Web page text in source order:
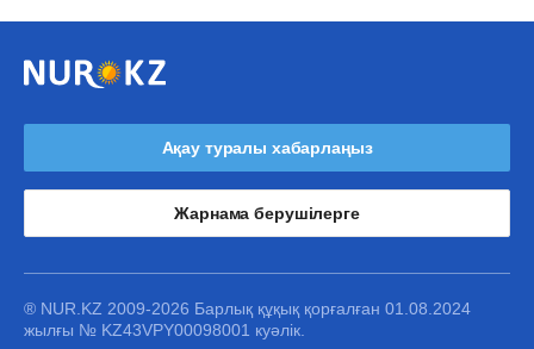
Ақау туралы хабарлаңыз
Жарнама берушілерге
® NUR.KZ 2009-2026 Барлық құқық қорғалған 01.08.2024
жылғы № KZ43VPY00098001 куәлік.